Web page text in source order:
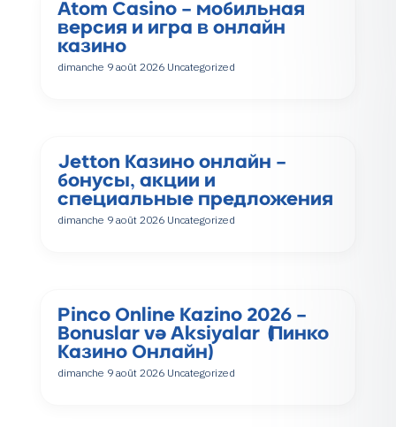
Atom Casino – мобильная
версия и игра в онлайн
казино
dimanche 9 août 2026 Uncategorized
Jetton Казино онлайн –
бонусы, акции и
специальные предложения
dimanche 9 août 2026 Uncategorized
Pinco Online Kazino 2026 –
Bonuslar və Aksiyalar (Пинко
Казино Онлайн)
dimanche 9 août 2026 Uncategorized